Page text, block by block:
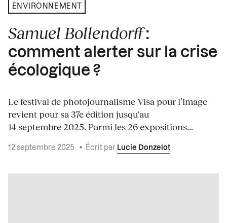
ENVIRONNEMENT
Samuel Bollendorff:
comment alerter sur la crise
écologique ?
Le festival de photojournalisme Visa pour l’image
revient pour sa 37e édition jusqu'au
14 septembre 2025. Parmi les 26 expositions...
12 septembre 2025 • Écrit par Lucie Donzelot